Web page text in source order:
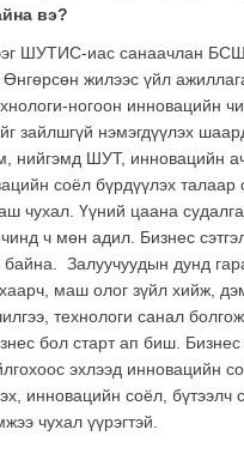
вэ?
ШУТИС-иас санаачлан
Өнгөрсөн жилээс үйл
ногоон инновацийн
зайлшгүй нэмэгдүүлэх
нийгэмд ШУТ, инновацийн
соёл бүрдүүлэх
чухал. Үүний цаана
ч мөн адил. Бизнес
байна. Залуучуудын дунд
маш олог зүйл хийж,
технологи санал
бол старт ап биш.
эхлээд инновацийн
инновацийн соёл, бүтээлч
чухал үүрэгтэй.